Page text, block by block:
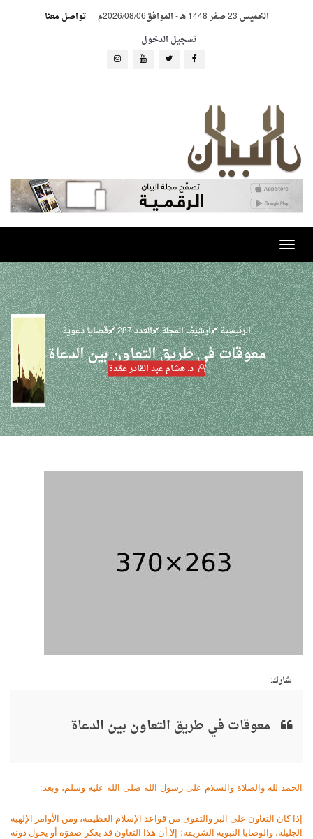
الخميس 23 صفر 1448 هـ -الموافق2026/08/06م
تواصل معنا
تسجيل الدخول
Toggle
navigation
الرئيسية ارشيف المجلة العدد 287 قضايا دعوية
معوقات في طريق التعاون بين الدعاة
د. هشام عبد القادر عقدة
شارك:
معوقات في طريق التعاون بين الدعاة
الحمد لله والصلاة والسلام على رسول الله صلى الله عليه وسلم، وبعد:
إذا كان التعاون على البر والتقوى من قواعد الإسلام العظيمة، ومن الأوامر الإلهية
الجليلة، والوصايا النبوية الشريفة؛ إلا أن هذا التعاون قد يعكر صفوَه أو يحول دونه